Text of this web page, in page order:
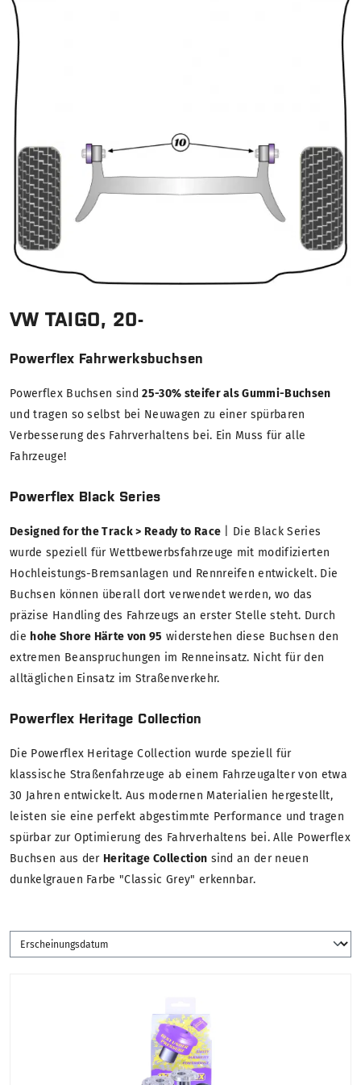
VW TAIGO, 20-
Powerflex Fahrwerksbuchsen
Powerflex Buchsen sind25-30% steifer als Gummi-Buchsen
und tragen so selbst bei Neuwagen zu einer spürbaren
Verbesserung des Fahrverhaltens bei. Ein Muss für alle
Fahrzeuge!
Powerflex Black Series
Designed for the Track > Ready to Race | Die Black Series
wurde speziell für Wettbewerbsfahrzeuge mit modifizierten
Hochleistungs-Bremsanlagen und Rennreifen entwickelt. Die
Buchsen können überall dort verwendet werden, wo das
präzise Handling des Fahrzeugs an erster Stelle steht. Durch
die hohe Shore Härte von 95 widerstehen diese Buchsen den
extremen Beanspruchungen im Renneinsatz. Nicht für den
alltäglichen Einsatz im Straßenverkehr.
Powerflex Heritage Collection
Die Powerflex Heritage Collection wurde speziell für
klassische Straßenfahrzeuge ab einem Fahrzeugalter von etwa
30 Jahren entwickelt. Aus modernen Materialien hergestellt,
leisten sie eine perfekt abgestimmte Performance und tragen
spürbar zur Optimierung des Fahrverhaltens bei. Alle Powerflex
Buchsen aus der Heritage Collection sind an der neuen
dunkelgrauen Farbe "Classic Grey" erkennbar.